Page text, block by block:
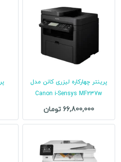
پرینتر چهارکاره لیزری کانن مدل
Canon i-Sensys MF237w
66,800,000 تومان